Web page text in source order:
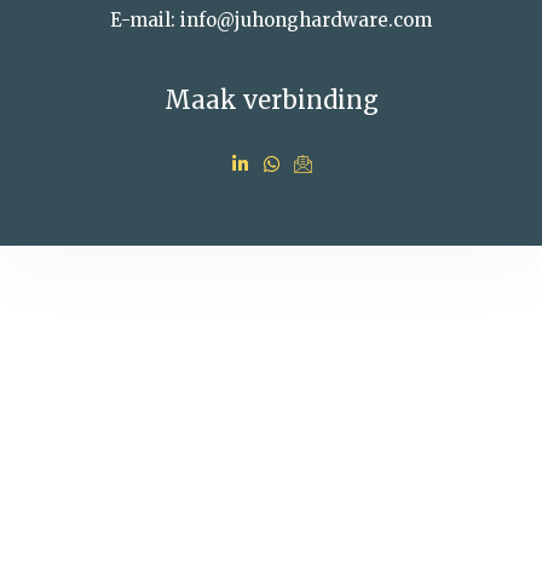
E-mail: info@juhonghardware.com
Maak verbinding